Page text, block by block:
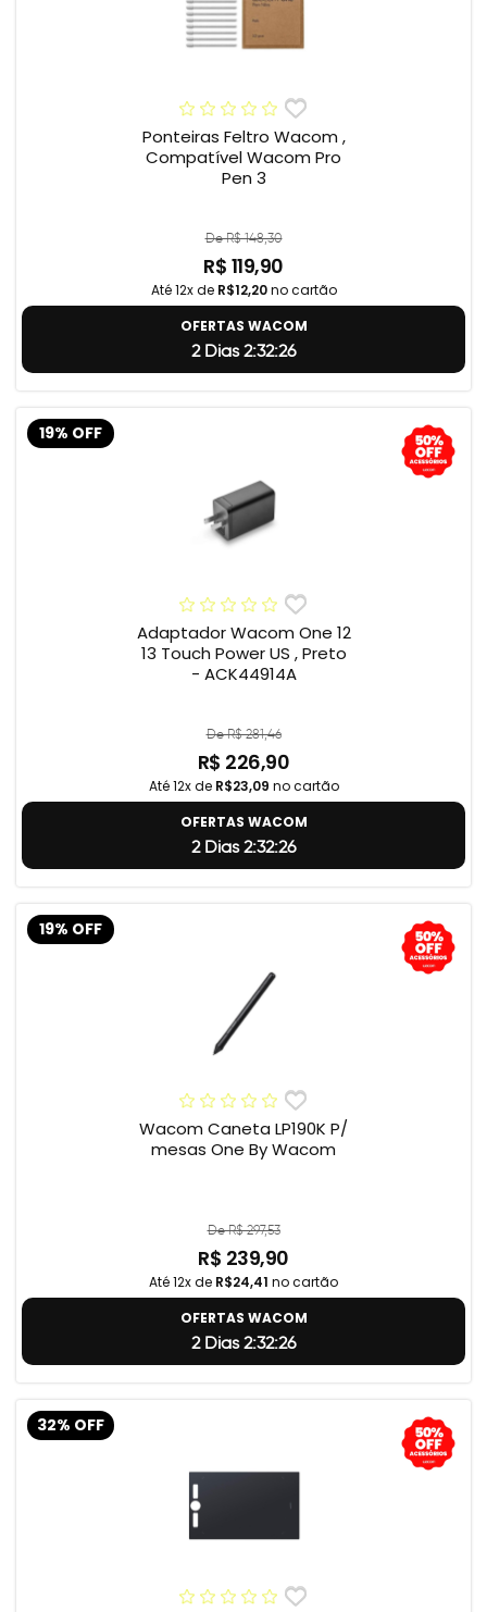
Ponteiras Feltro Wacom ,
Compatível Wacom Pro
Pen 3
De R$ 148,30
R$ 119,90
Até 12x de R$12,20no cartão
OFERTAS WACOM
2 Dias 2:32:25
19% OFF
Adaptador Wacom One 12
13 Touch Power US , Preto
- ACK44914A
De R$ 281,46
R$ 226,90
Até 12x de R$23,09 no cartão
OFERTAS WACOM
2 Dias 2:32:25
19% OFF
Wacom Caneta LP190K P/
mesas One By Wacom
De R$ 297,53
R$ 239,90
Até 12x de R$24,41 no cartão
OFERTAS WACOM
2 Dias 2:32:25
32% OFF